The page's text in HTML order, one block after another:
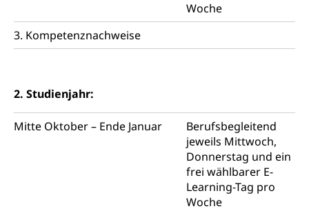
Woche
3. Kompetenznachweise
2. Studienjahr:
Mitte Oktober – Ende Januar
Berufsbegleitend
jeweils Mittwoch,
Donnerstag und ein
frei wählbarer E-
Learning-Tag pro
Woche
Windenergie, Wasserkraft, Sonnenenergie, fossile
Energie, erneuerbare Energie, Biomasse
Energiefachstellenkonferenz Zentralschweiz
Grundbuch
Grundeigentum, Grundstück
Grundbuch
Grundbuchplan mit Eigentümerabfrage
Luft und Klima
Luftreinhaltung, Luftverschmutzung, Klimaschutz,
Klimaveränderung, Treibhauseffekt
Atmosphäre, Luft, Klima (Geoportal)